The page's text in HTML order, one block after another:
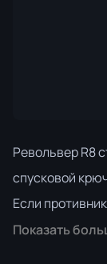
Револьвер R8
спусковой
Если
Показать